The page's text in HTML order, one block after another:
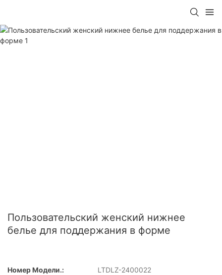
Пользовательский женский нижнее
белье для поддержания в форме
Номер Модели.:
LTDLZ-2400022